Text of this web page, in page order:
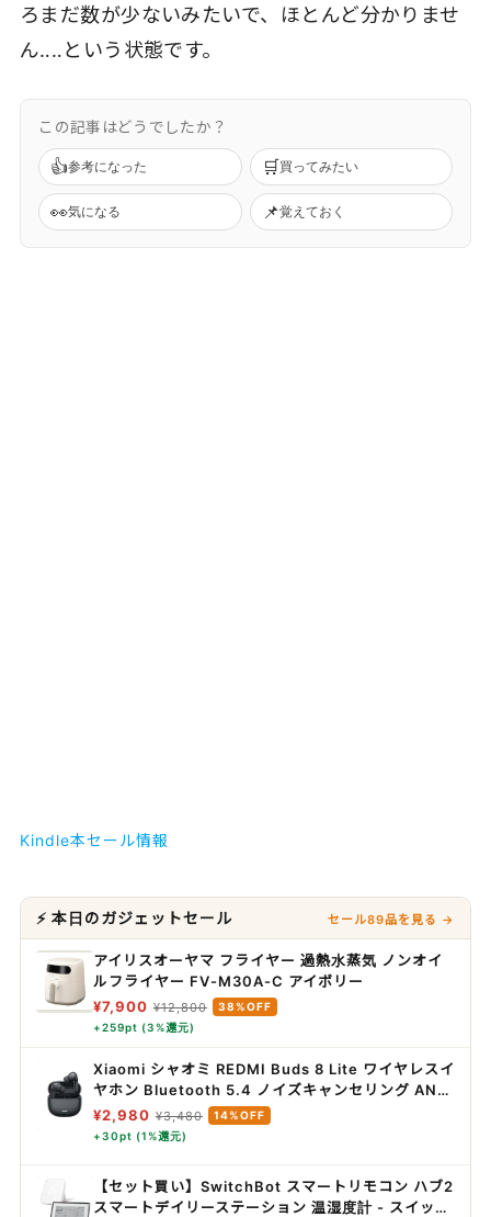
ろまだ数が少ないみたいで、ほとんど分かりませ
ん‥‥という状態です。
この記事はどうでしたか？
👍参考になった 🛒買ってみたい
👀気になる 📌覚えておく
Kindle本セール情報
⚡ 本日のガジェットセール セール89品を見る →
アイリスオーヤマ フライヤー 過熱水蒸気 ノンオイ
ルフライヤー FV-M30A-C アイボリー
¥7,900 ¥12,800
38%OFF
+259pt (3%還元)
Xiaomi シャオミ REDMI Buds 8 Lite ワイヤレスイ
ヤホン Bluetooth 5.4 ノイズキャンセリング ANC
36時間再生
¥2,980 ¥3,480
14%OFF
+30pt (1%還元)
【セット買い】SwitchBot スマートリモコン ハブ2
スマートデイリーステーション 温湿度計 - スイッチ